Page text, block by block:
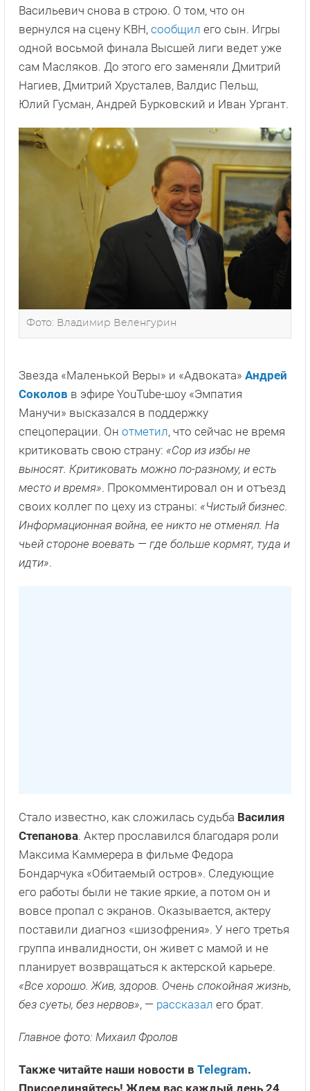
Васильевич снова в строю. О том, что он
вернулся на сцену КВН, сообщил его сын. Игры
одной восьмой финала Высшей лиги ведет уже
сам Масляков. До этого его заменяли Дмитрий
Нагиев, Дмитрий Хрусталев, Валдис Пельш,
Юлий Гусман, Андрей Бурковский и Иван Ургант.
Фото: Владимир Веленгурин
Звезда «Маленькой Веры» и «Адвоката» Андрей
Соколов в эфире YouTube-шоу «Эмпатия
Манучи» высказался в поддержку
спецоперации. Он отметил, что сейчас не время
критиковать свою страну: «Сор из избы не
выносят. Критиковать можно по-разному, и есть
место и время». Прокомментировал он и отъезд
своих коллег по цеху из страны: «Чистый бизнес.
Информационная война, ее никто не отменял. На
чьей стороне воевать — где больше кормят, туда и
идти».
Стало известно, как сложилась судьба Василия
Степанова. Актер прославился благодаря роли
Максима Каммерера в фильме Федора
Бондарчука «Обитаемый остров». Следующие
его работы были не такие яркие, а потом он и
вовсе пропал с экранов. Оказывается, актеру
поставили диагноз «шизофрения». У него третья
группа инвалидности, он живет с мамой и не
планирует возвращаться к актерской карьере.
«Все хорошо. Жив, здоров. Очень спокойная жизнь,
без суеты, без нервов», — рассказал его брат.
Главное фото: Михаил Фролов
Также читайте наши новости в Telegram.